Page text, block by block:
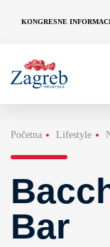
KONGRESNE
Početna Lifestyle
Bar